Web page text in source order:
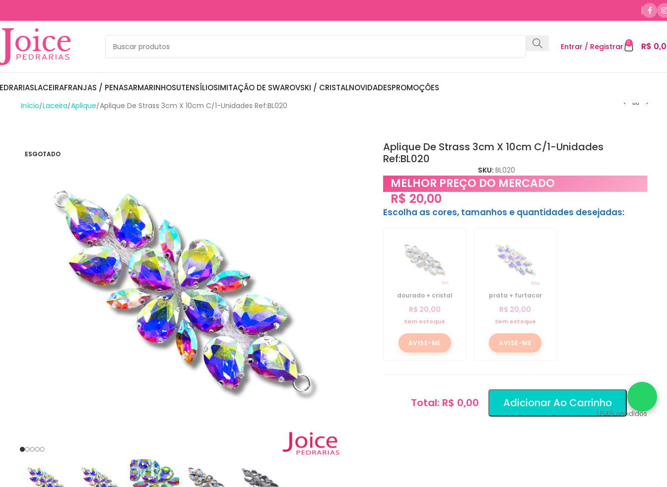
Entrar / Registrar 0 R$
LACEIRAFRANJAS / PENASARMARINHOSUTENSÍLIOSIMITAÇÃO DE SWAROVSKI / CRISTALNOVIDADESPROMOÇÕES
Início Laceira Aplique Aplique De Strass 3cm X 10cm C/1-Unidades Ref:BL020
ESGOTADO
Aplique De Strass 3cm X 10cm C/1-Unidades
Ref:BL020
SKU:BL020
MELHOR PREÇO DO MERCADO
R$ 20,00
Escolha as cores, tamanhos e quantidades desejadas:
dourado + cristal
R$ 20,00
Sem estoque
AVISE-ME
prata + furtacor
R$ 20,00
Sem estoque
AVISE-ME
Total: R$ 0,00 Adicionar Ao Carrinho
1.649vendidos